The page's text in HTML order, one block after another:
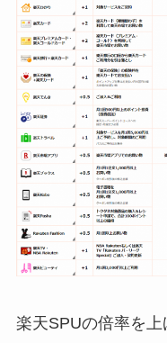
楽天SPUの倍率を